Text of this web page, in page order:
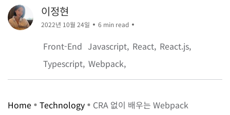
이정현
2022년 10월 24일 6 min read
Front-End Javascript React React.js
Typescript Webpack
Home Technology CRA 없이 배우는 Webpack